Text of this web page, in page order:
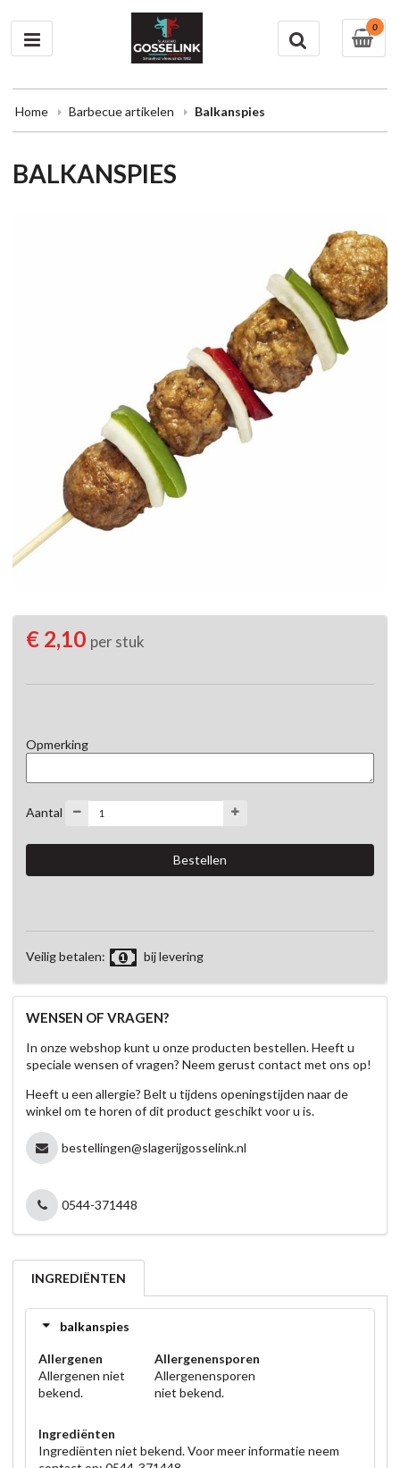
0
Home Barbecue artikelen Balkanspies
BALKANSPIES
€ 2,10 per stuk
Opmerking
Aantal
Veilig betalen: bij levering
WENSEN OF VRAGEN?
In onze webshop kunt u onze producten bestellen. Heeft u
speciale wensen of vragen? Neem gerust contact met ons op!
Heeft u een allergie? Belt u tijdens openingstijden naar de
winkel om te horen of dit product geschikt voor u is.
bestellingen@slagerijgosselink.nl
0544-371448
INGREDIËNTEN
balkanspies
Allergenen
Allergenen niet
bekend.
Allergenensporen
Allergenensporen
niet bekend.
Ingrediënten
Ingrediënten niet bekend. Voor meer informatie neem